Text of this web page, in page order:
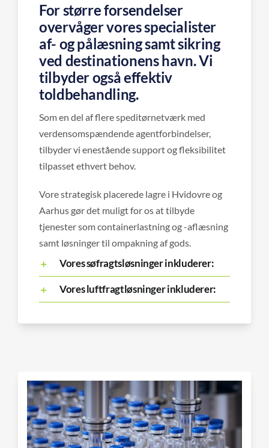
For større forsendelser
overvåger vores specialister
af- og pålæsning samt sikring
ved destinationens havn. Vi
tilbyder også effektiv
toldbehandling.
Som en del af flere speditørnetværk med
verdensomspændende agentforbindelser,
tilbyder vi enestående support og fleksibilitet
tilpasset ethvert behov.
Vore strategisk placerede lagre i Hvidovre og
Aarhus gør det muligt for os at tilbyde
tjenester som containerlastning og -aflæsning
samt løsninger til ompakning af gods.
Vores søfragtsløsninger inkluderer:
Vores luftfragtløsninger inkluderer: